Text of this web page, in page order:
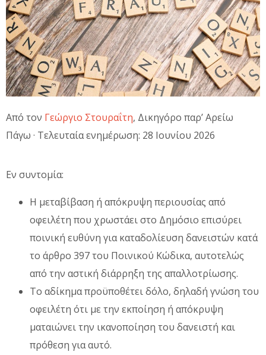
Από τον Γεώργιο Στουραΐτη, Δικηγόρο παρ’ Αρείω
Πάγω · Τελευταία ενημέρωση: 28 Ιουνίου 2026
Εν συντομία:
Η μεταβίβαση ή απόκρυψη περιουσίας από
οφειλέτη που χρωστάει στο Δημόσιο επισύρει
ποινική ευθύνη για καταδολίευση δανειστών κατά
το άρθρο 397 του Ποινικού Κώδικα, αυτοτελώς
από την αστική διάρρηξη της απαλλοτρίωσης.
Το αδίκημα προϋποθέτει δόλο, δηλαδή γνώση του
οφειλέτη ότι με την εκποίηση ή απόκρυψη
ματαιώνει την ικανοποίηση του δανειστή και
πρόθεση για αυτό.